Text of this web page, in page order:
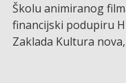
Školu animiranog
financijski podupiru
Zaklada Kultura